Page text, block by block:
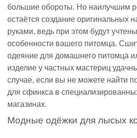
большие обороты. Но наилучшим
остаётся создание оригинальных
руками, ведь при этом будут
особенности вашего питомца.
одеяние для домашнего питомца
изделие у частных мастериц
случае, если вы не можете найти
для сфинкса в
магазинах.
Модные одёжки для лысых